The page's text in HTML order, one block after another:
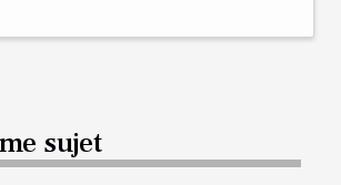
sujet